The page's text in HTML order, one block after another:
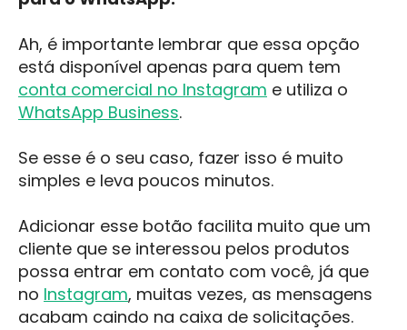
Ah, é importante lembrar que essa opção
está disponível apenas para quem tem
conta comercial no Instagram e utiliza o
WhatsApp Business.
Se esse é o seu caso, fazer isso é muito
simples e leva poucos minutos.
Adicionar esse botão facilita muito que um
cliente que se interessou pelos produtos
possa entrar em contato com você, já que
no Instagram, muitas vezes, as mensagens
acabam caindo na caixa de solicitações.